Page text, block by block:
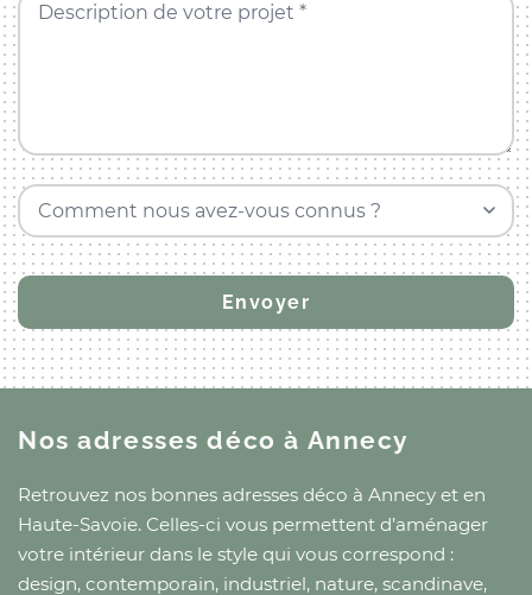
Description de votre projet *
Comment nous avez-vous connus ?
Nos adresses décoà Annecy
Retrouvez nos bonnes adresses déco à Annecy et en
Haute-Savoie. Celles-ci vous permettent d’aménager
votre intérieur dans le style qui vous correspond :
design, contemporain, industriel, nature, scandinave,